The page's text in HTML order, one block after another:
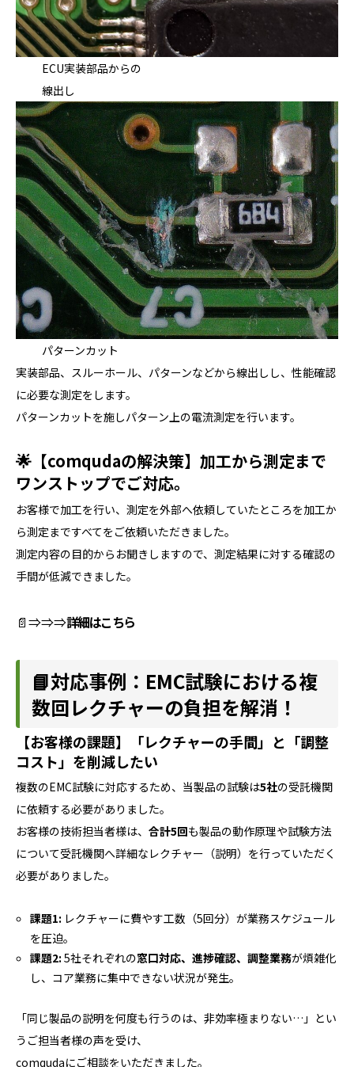
ECU実装部品からの
線出し
パターンカット
実装部品、スルーホール、パターンなどから線出しし、性能確認
に必要な測定をします。
パターンカットを施しパターン上の電流測定を行います。
🌟【comqudaの解決策】加工から測定まで
ワンストップでご対応。
お客様で加工を行い、測定を外部へ依頼していたところを加工か
ら測定まですべてをご依頼いただきました。
測定内容の目的からお聞きしますので、測定結果に対する確認の
手間が低減できました。
📄⇒⇒⇒詳細はこちら
📘対応事例：EMC試験における複
数回レクチャーの負担を解消！
【お客様の課題】「レクチャーの手間」と「調整
コスト」を削減したい
複数のEMC試験に対応するため、当製品の試験は5社の受託機関
に依頼する必要がありました。
お客様の技術担当者様は、 合計5回も製品の動作原理や試験方法
について受託機関へ詳細なレクチャー（説明）を行っていただく
必要がありました。
課題1: レクチャーに費やす工数（5回分）が業務スケジュール
を圧迫。
課題2: 5社それぞれの窓口対応、進捗確認、調整業務が煩雑化
し、コア業務に集中できない状況が発生。
「同じ製品の説明を何度も行うのは、非効率極まりない…」とい
うご担当者様の声を受け、
comqudaにご相談をいただきました。